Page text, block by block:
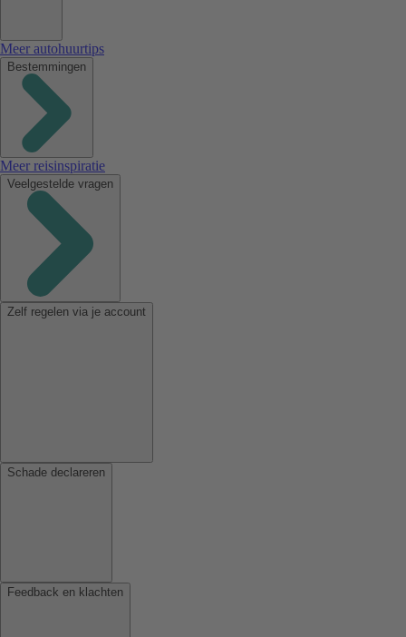
Meer autohuurtips
Bestemmingen
Meer reisinspiratie
Veelgestelde vragen
Zelf regelen via je account
Schade declareren
Feedback en klachten